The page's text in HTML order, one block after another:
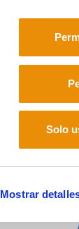
Mostrar
Solo